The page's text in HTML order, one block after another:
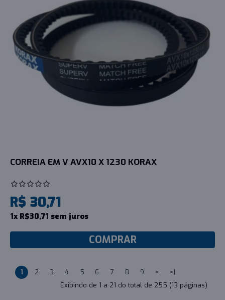
CORREIA EM V AVX10 X 1230 KORAX
R$ 30,71
1x R$30,71 sem juros
COMPRAR
1 2 3 4 5 6 7 8 9 >
>|
Exibindo de 1 a 21 do total de 255 (13 páginas)